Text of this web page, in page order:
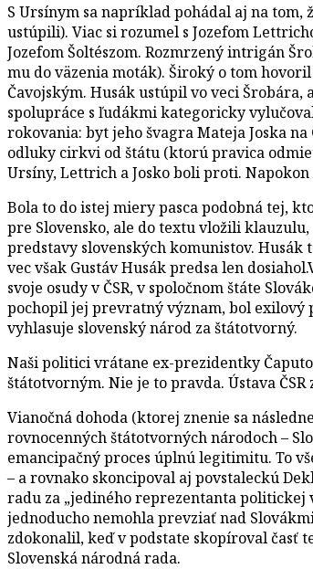
S Ursínym sa napríklad pohádal aj na tom,
ustúpili). Viac si rozumel s Jozefom
Jozefom Šoltészom. Rozmrzený intrigán
mu do väzenia moták). Široký o tom
Čavojským. Husák ustúpil vo veci
spolupráce s ľudákmi kategoricky
rokovania: byt jeho švagra Mateja Joska
odluky cirkvi od štátu (ktorú pravica
Ursíny, Lettrich a Josko boli proti.
Bola to do istej miery pasca podobná tej,
pre Slovensko, ale do textu vložili
predstavy slovenských komunistov.
vec však Gustáv Husák predsa len
svoje osudy v ČSR, v spoločnom štáte
pochopil jej prevratný význam, bol exilový
vyhlasuje slovenský národ za štátotvorný.
Naši politici vrátane ex-prezidentky
štátotvorným. Nie je to pravda. Ústava
Vianočná dohoda (ktorej znenie sa
rovnocenných štátotvorných národoch –
emancipačný proces úplnú legitimitu. To
– a rovnako skoncipoval aj povstaleckú
radu za „jediného reprezentanta politickej
jednoducho nemohla prevziať nad
zdokonalil, keď v podstate skopíroval časť
Slovenská národná rada.